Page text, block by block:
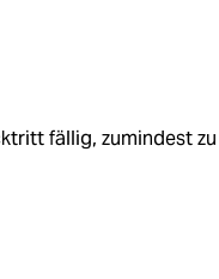
fällig, zumindest